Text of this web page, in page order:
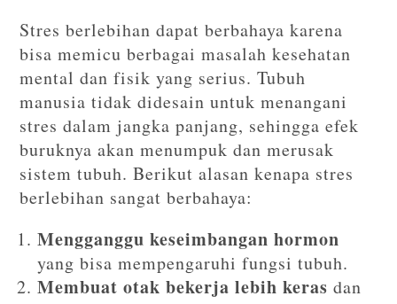
Stres berlebihan dapat berbahaya karena
bisa memicu berbagai masalah kesehatan
mental dan fisik yang serius. Tubuh
manusia tidak didesain untuk menangani
stres dalam jangka panjang, sehingga efek
buruknya akan menumpuk dan merusak
sistem tubuh. Berikut alasan kenapa stres
berlebihan sangat berbahaya:
Mengganggu keseimbangan hormon
yang bisa mempengaruhi fungsi tubuh.
Membuat otak bekerja lebih keras dan